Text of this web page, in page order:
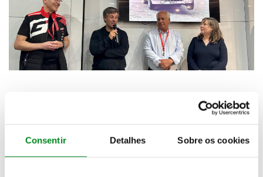
Consentir Detalhes Sobre os cookies
HOMENAGEM NO RALLY DE PORTUGAL
Jorge Ortigão foi surpreendido com a presença de
uma réplica fiel do Toyota Corolla GT Coupé que